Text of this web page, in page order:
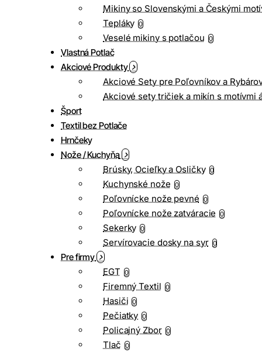
Mikiny so Slovenskými a Českými
Tepláky 0
Veselé mikiny s potlačou 0
Vlastná Potlač
Akciové Produkty
Akciové Sety pre Poľovníkov a
Akciové sety tričiek a mikín s motívmi
Šport
Textil bez Potlače
Hrnčeky
Nože / Kuchyňa
Brúsky, Ocieľky a Osličky 0
Kuchynské nože 0
Poľovnícke nože pevné 0
Poľovnícke nože zatváracie 0
Sekerky 0
Servírovacie dosky na syr 0
Pre firmy
EGT 0
Firemný Textil 0
Hasiči 0
Pečiatky 0
Policajný Zbor 0
Tlač 0